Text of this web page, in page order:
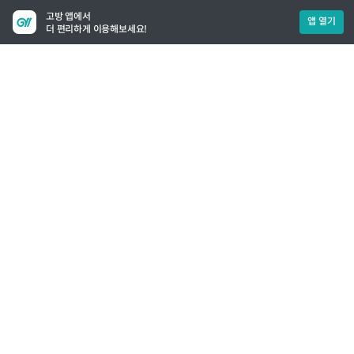
고방 앱에서
더 편리하게 이용해보세요!
앱 열기